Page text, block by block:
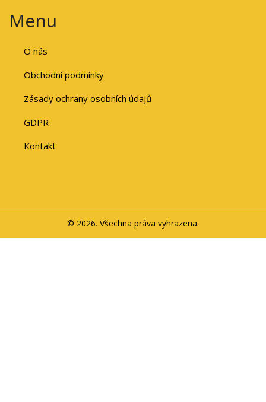
Menu
O nás
Obchodní podmínky
Zásady ochrany osobních údajů
GDPR
Kontakt
© 2026. Všechna práva vyhrazena.